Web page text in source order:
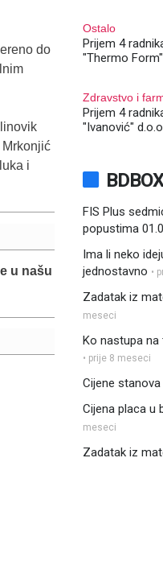
do
i
u našu
Ostalo
Prijem 4
"Thermo
Zdravstvo i
Prijem 4
"Ivanović"
BDBOX
FIS Plus
popustima
Ima li neko
jednostavno •
Zadatak iz
meseci
Ko nastupa na
• prije 8 meseci
Cijene stanova
Cijena placa u
meseci
Zadatak iz